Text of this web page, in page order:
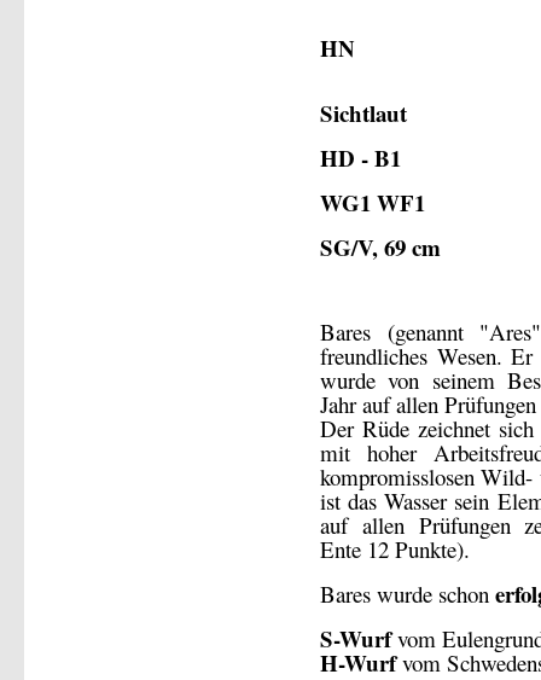
HN
Sichtlaut
HD - B1
WG1 WF1
SG/V, 69 cm
Bares (genannt
freundliches Wesen.
wurde von seinem
Jahr auf allen
Der Rüde zeichnet
mit hoher
kompromisslosen Wild-
ist das Wasser sein
auf allen Prüfungen
Ente 12 Punkte).
Bares wurde schon
S-Wurfvom
H-Wurfvom